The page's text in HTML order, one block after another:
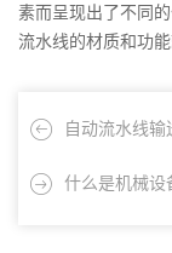
素而呈现出了不同
流水线的材质和功能
自动流水线输
什么是机械设